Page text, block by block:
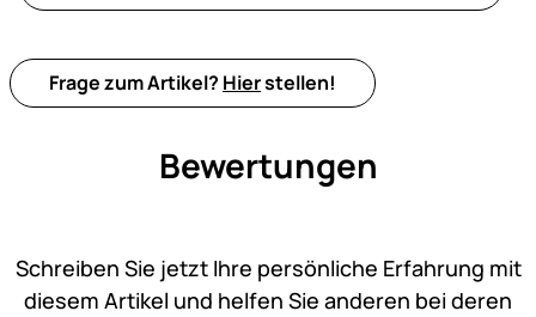
Frage zum Artikel? Hierstellen!
Bewertungen
Schreiben Sie jetzt Ihre persönliche Erfahrung mit
diesem Artikel und helfen Sie anderen bei deren